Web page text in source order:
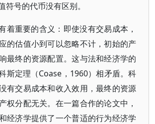
符号的代币没有区别。
着重要的含义：即使没有交易成本，
的估值小到可以忽略不计，初始的产
最终的资源配置。这与法和经济学的
斯定理（Coase，1960）相矛盾。科
有交易成本和收入效用，最终的资源
权分配无关。在一篇合作的论文中，
经济学提供了一个普适的行为经济学